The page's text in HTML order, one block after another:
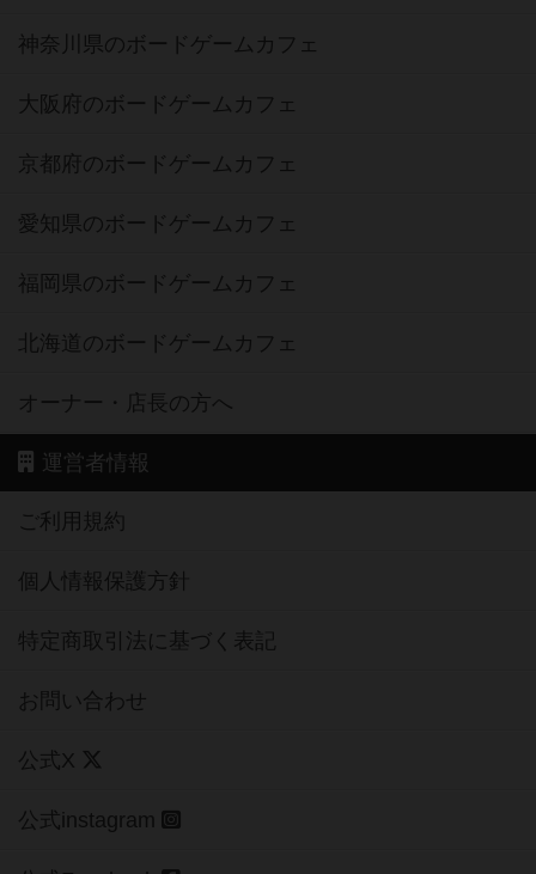
神奈川県のボードゲームカフェ
大阪府のボードゲームカフェ
京都府のボードゲームカフェ
愛知県のボードゲームカフェ
福岡県のボードゲームカフェ
北海道のボードゲームカフェ
オーナー・店長の方へ
運営者情報
ご利用規約
個人情報保護方針
特定商取引法に基づく表記
お問い合わせ
公式X
公式instagram